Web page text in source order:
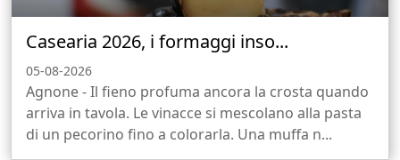
Casearia 2026, i formaggi inso...
05-08-2026
Agnone - Il fieno profuma ancora la crosta quando
arriva in tavola. Le vinacce si mescolano alla pasta
di un pecorino fino a colorarla. Una muffa n...